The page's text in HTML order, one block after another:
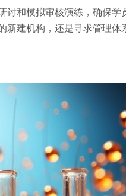
讨和模拟审核演练，确保学
新建机构，还是寻求管理体